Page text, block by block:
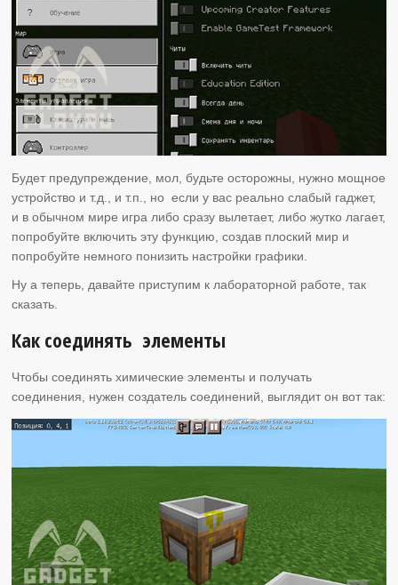
Будет предупреждение, мол, будьте осторожны, нужно мощное
устройство и т.д., и т.п., но если у вас реально слабый гаджет,
и в обычном мире игра либо сразу вылетает, либо жутко лагает,
попробуйте включить эту функцию, создав плоский мир и
попробуйте немного понизить настройки графики.
Ну а теперь, давайте приступим к лабораторной работе, так
сказать.
Как соединять элементы
Чтобы соединять химические элементы и получать
соединения, нужен создатель соединений, выглядит он вот так: